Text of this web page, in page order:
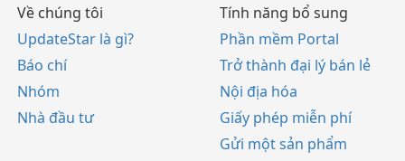
Về chúng tôi
UpdateStar là gì?
Báo chí
Nhóm
Nhà đầu tư
Tính năng bổ sung
Phần mềm Portal
Trở thành đại lý bán lẻ
Nội địa hóa
Giấy phép miễn phí
Gửi một sản phẩm